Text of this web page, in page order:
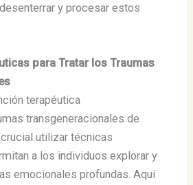
y procesar estos
para Tratar los Traumas
terapéutica
transgeneracionales de
utilizar técnicas
a los individuos explorar y
emocionales profundas. Aquí